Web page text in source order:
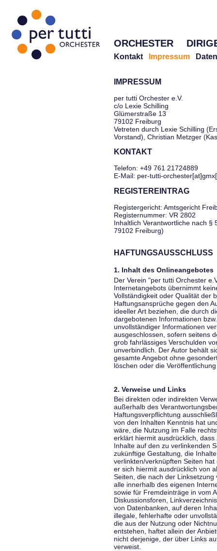
ORCHESTER
Kontakt Impressum
IMPRESSUM
per tutti Orchester e.V.
c/o Lexie Schilling
Glümerstraße 13
79102 Freiburg
Vetreten durch Lexie Schilling
Vorstand), Christian Metzger
KONTAKT
Telefon: +49 761 21724889
E-Mail: per-tutti-
REGISTEREINTRAG
Registergericht: Amtsgericht
Registernummer: VR 2802
Inhaltlich Verantwortliche nach §
79102 Freiburg)
HAFTUNGSAUSSCHLUSS
1. Inhalt des Onlineangebotes
Der Verein "per tutti Orchester
Internetangebots übernimmt
Vollständigkeit oder Qualität der
Haftungsansprüche gegen den
ideeller Art beziehen, die durch
dargebotenen Informationen
unvollständiger Informationen
ausgeschlossen, sofern seitens
grob fahrlässiges Verschulden
unverbindlich. Der Autor behält
gesamte Angebot ohne
löschen oder die
2. Verweise und Links
Bei direkten oder indirekten
außerhalb des
Haftungsverpflichtung
von den Inhalten Kenntnis hat
wäre, die Nutzung im Falle
erklärt hiermit ausdrücklich,
Inhalte auf den zu verlinkenden
zukünftige Gestaltung, die
verlinkten/verknüpften Seiten
er sich hiermit ausdrücklich von
Seiten, die nach der
alle innerhalb des eigenen
sowie für Fremdeinträge in vom
Diskussionsforen,
von Datenbanken, auf deren
illegale, fehlerhafte oder
die aus der Nutzung oder
entstehen, haftet allein der
nicht derjenige, der über Links
verweist.